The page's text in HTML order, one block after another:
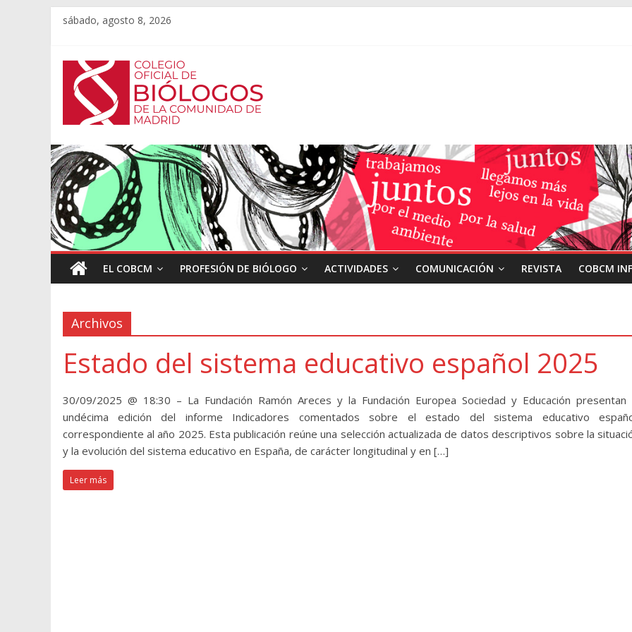
sábado, agosto 8, 2026
EL COBCM PROFESIÓN DE BIÓLOGO ACTIVIDADES COMUNICACIÓN REVISTA COBCM
Archivos
Estado del sistema educativo español 2025
30/09/2025 @ 18:30 – La Fundación Ramón Areces y la Fundación Europea Sociedad y Educación presentan
undécima edición del informe Indicadores comentados sobre el estado del sistema educativo
correspondiente al año 2025. Esta publicación reúne una selección actualizada de datos descriptivos sobre la
y la evolución del sistema educativo en España, de carácter longitudinal y en […]
Leer más